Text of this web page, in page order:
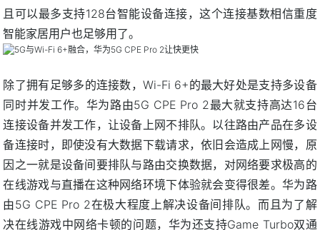
且可以最多支持128台智能设备连接，这个连接基数相信重度
智能家居用户也足够用了。
除了拥有足够多的连接数，Wi-Fi 6+的最大好处是支持多设备
同时并发工作。华为路由5G CPE Pro 2最大就支持高达16台
连接设备并发工作，让设备上网不排队。以往路由产品在多设
备连接时，即使没有大数据下载请求，依旧会造成上网慢，原
因之一就是设备间要排队与路由交换数据，对网络要求极高的
在线游戏与直播在这种网络环境下体验就会变得很差。华为路
由5G CPE Pro 2在极大程度上解决设备间排队。而且为了解
决在线游戏中网络卡顿的问题，华为还支持Game Turbo双通